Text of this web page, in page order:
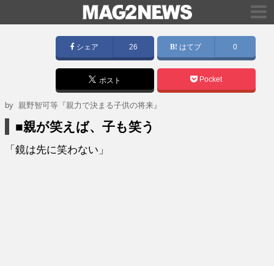
シェア 26 はてブ 0
ポスト Pocket
by親野智可等『親力で決まる子供の将来』
■親が笑えば、子も笑う
「鏡は先に笑わない」